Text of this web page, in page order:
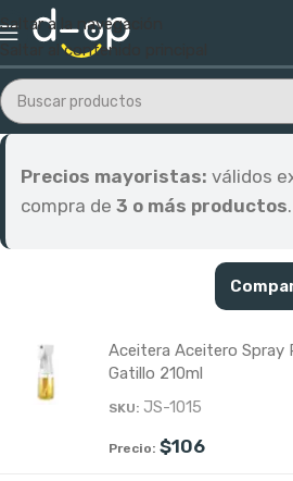
Saltar a la navegación
Saltar al contenido principal
Precios mayoristas: válidos
compra de 3 o más productos.
Aceitera Aceitero Spray
Gatillo 210ml
JS-1015
$106